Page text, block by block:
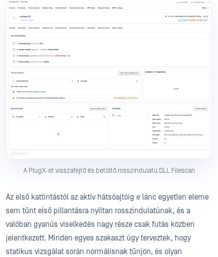
A PlugX-et visszafejtő és betöltő rosszindulatú DLL Filescan
Az első kattintástól az aktív hátsóajtóig e lánc egyetlen eleme
sem tűnt első pillantásra nyíltan rosszindulatúnak, és a
valóban gyanús viselkedés nagy része csak futás közben
jelentkezett. Minden egyes szakaszt úgy terveztek, hogy
statikus vizsgálat során normálisnak tűnjön, és olyan